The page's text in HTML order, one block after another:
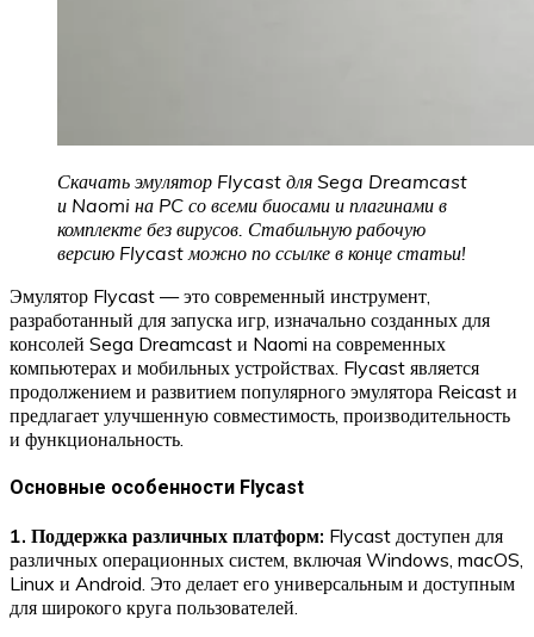
Скачать эмулятор Flycast для Sega Dreamcast
и Naomi на PC со всеми биосами и плагинами в
комплекте без вирусов. Стабильную рабочую
версию Flycast можно по ссылке в конце статьи!
Эмулятор Flycast — это современный инструмент,
разработанный для запуска игр, изначально созданных для
консолей Sega Dreamcast и Naomi на современных
компьютерах и мобильных устройствах. Flycast является
продолжением и развитием популярного эмулятора Reicast и
предлагает улучшенную совместимость, производительность
и функциональность.
Основные особенности Flycast
1. Поддержка различных платформ: Flycast доступен для
различных операционных систем, включая Windows, macOS,
Linux и Android. Это делает его универсальным и доступным
для широкого круга пользователей.